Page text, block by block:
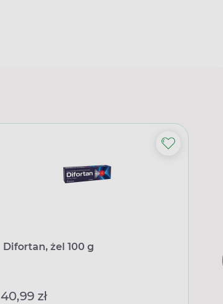
Difortan, żel 100 g
40,99 zł